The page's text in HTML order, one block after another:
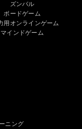
ズンバル
ボードゲーム
用オンラインゲーム
マインドゲーム
ニング